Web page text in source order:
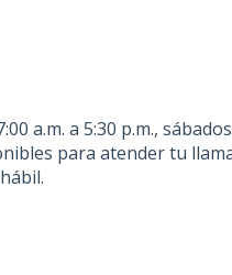
a.m. a 5:30 p.m.,
para atender tu